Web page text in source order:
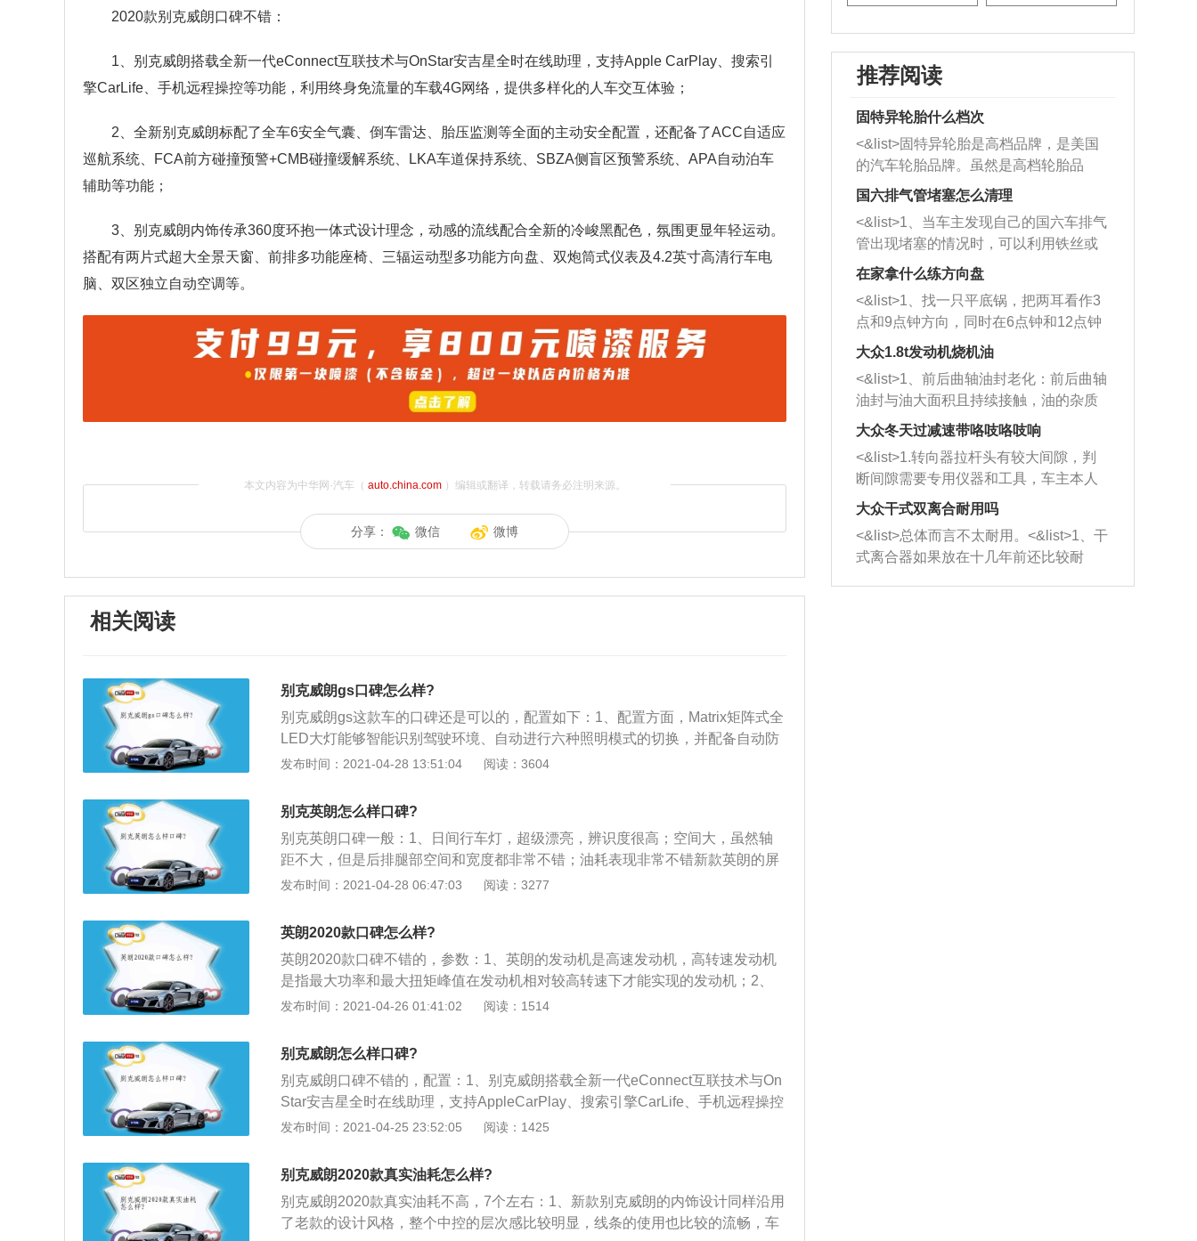
2020款别克威朗口碑不错：
1、别克威朗搭载全新一代eConnect互联技术与OnStar安吉星全时在线助理，支持Apple CarPlay、搜索引
擎CarLife、手机远程操控等功能，利用终身免流量的车载4G网络，提供多样化的人车交互体验；
2、全新别克威朗标配了全车6安全气囊、倒车雷达、胎压监测等全面的主动安全配置，还配备了ACC自适应
巡航系统、FCA前方碰撞预警+CMB碰撞缓解系统、LKA车道保持系统、SBZA侧盲区预警系统、APA自动泊车
辅助等功能；
3、别克威朗内饰传承360度环抱一体式设计理念，动感的流线配合全新的冷峻黑配色，氛围更显年轻运动。
搭配有两片式超大全景天窗、前排多功能座椅、三辐运动型多功能方向盘、双炮筒式仪表及4.2英寸高清行车电
脑、双区独立自动空调等。
本文内容为中华网·汽车（ auto.china.com）编辑或翻译，转载请务必注明来源。
分享： 微信 微博
相关阅读
别克威朗gs口碑怎么样?
别克威朗gs这款车的口碑还是可以的，配置如下：1、配置方面，Matrix矩阵式全
LED大灯能够智能识别驾驶环境、自动进行六种照明模式的切换，并配备自动防
眩目功能。苹果CarPlay车载系统与iPhone手机对接，可在中控8吋触摸屏上操作
安全系统，包括ACC自适应巡航、LKA车道保持、FCA前方碰撞预警、CMB碰撞
缓解、APA自动泊车等多项功能；3、威朗轿跑\/威朗GS全新的设计风格让人眼前
一亮，强烈的红黑撞色元素，比如四轮炫红色刹车卡钳与17吋熏黑双五幅铝合金
运动轮毂，全黑运动内饰中出挑的炫红、碳纤维纹理饰条等，突出了运动感。
发布时间：2021-04-28 13:51:04 阅读：3604
别克英朗怎么样口碑?
别克英朗口碑一般：1、日间行车灯，超级漂亮，辨识度很高；空间大，虽然轴
距不大，但是后排腿部空间和宽度都非常不错；油耗表现非常不错新款英朗的屏
幕和操控按钮的布局；2、无论是行车电脑屏还是中控大屏看上去都特别舒服，
个价钱这种配置，性价比很高，非常满意；3、缺点：1.4T的车型只有一个排气
孔，如果是两个就完美了。减速到发动机转速为1200转的时候再加速，会有顿挫
感，不过可以接受。原厂用的固特异轮胎耐磨，但是胎噪稍微大了一点；4、外
观：家族瀑布式进气格栅加上日间行车灯逼格相当高。但不是那种夸张的个性，
非常喜欢。车位有些平庸。腰线上扬增加了些许的运动气息；5、内饰：中控的
的条看起来不错，门板上还有真皮。
发布时间：2021-04-28 06:47:03 阅读：3277
英朗2020款口碑怎么样?
英朗2020款口碑不错的，参数：1、英朗的发动机是高速发动机，高转速发动机
是指最大功率和最大扭矩峰值在发动机相对较高转速下才能实现的发动机；2、
一般说，最大输出功率在发动机5000转以上，最大扭矩在发动机3500转以上；
或1.6T涡轮增压发动机，都实现了上海通用汽车“更好性能，更低能耗，更少排
放”的产品战略目标。
发布时间：2021-04-26 01:41:02 阅读：1514
别克威朗怎么样口碑?
别克威朗口碑不错的，配置：1、别克威朗搭载全新一代eConnect互联技术与On
Star安吉星全时在线助理，支持AppleCarPlay、搜索引擎CarLife、手机远程操控
等功能，利用终身免流量的车载4G网络，提供多样化的人车交互体验；2、全新
还配备了ACC自适应巡航系统、FCA前方碰撞预警+CMB碰撞缓解系统、LKA车
道保持系统、SBZA侧盲区预警系统、APA自动泊车辅助等功能；3、别克威朗内
饰传承360度环抱一体式设计理念，动感的流线配合全新的冷峻黑配色，氛围更
显年轻运动。搭配有两片式超大全景天窗、前排多功能座椅、三辐运动型多功能
发布时间：2021-04-25 23:52:05 阅读：1425
别克威朗2020款真实油耗怎么样?
别克威朗2020款真实油耗不高，7个左右：1、新款别克威朗的内饰设计同样沿用
了老款的设计风格，整个中控的层次感比较明显，线条的使用也比较的流畅，车
推荐阅读
固特异轮胎什么档次
<&list>固特异轮胎是高档品牌，是美国
的汽车轮胎品牌。虽然是高档轮胎品
牌，但是中高低端的轮胎都有生产，这
也是为了更好的开拓市场。
国六排气管堵塞怎么清理
<&list>1、当车主发现自己的国六车排气
管出现堵塞的情况时，可以利用铁丝或
者是细棍，直接将杂物给取出来，如果
堵塞情况比较严重，也可以采取应急措
施。 <&list>2、直接利用木棍将所有的
杂物推到排气管里面的位置处，然后将
三元催化器拆解开，就可以将堵塞的东
西取出来。但如果是因为积碳过多引起
的堵塞，就需要将三元催化器泡在草酸
洗剂对堵塞的情况得到解决，将清洗剂
放在燃油箱中，与燃油混合后，车辆启
动时，就可以和汽油一起进入到燃烧
室，最后形成废气排出，就可以让三元
催化器得到清洗，排气管堵塞的情况就
能够得到解决。
在家拿什么练方向盘
<&list>1、找一只平底锅，把两耳看作3
点和9点钟方向，同时在6点钟和12点钟
方向做一个标记。 <&list>2、双手握住
一圈半的练习，往右同样也要打相同的
圈数。 <&list>3、最后强调要反复练
习，这样就可以形成肌肉记忆，在真实
驾驶车辆时，不需要记忆也能打好方
向。
大众1.8t发动机烧机油
<&list>1、前后曲轴油封老化：前后曲轴
油封与油大面积且持续接触，油的杂质
和发动机内持续温度变化使其密封效果
逐渐减弱，导致渗油或漏油。<&list>2、
活塞间隙过大：积碳会使活塞环与缸体
的间隙扩大，导致机油流入燃烧室中，
造成烧机油。<&list>3、机油粘度。使用
机油粘度过小的话，同样会有烧机油现
象，机油粘度过小具有很好的流动性，
大众冬天过减速带咯吱咯吱响
<&list>1.转向器拉杆头有较大间隙，判
断间隙需要专用仪器和工具，车主本人
无法制作，需要将车辆送到修理厂或4s
店；<&list>2.车辆半轴套管防尘罩破
裂，破裂后会出现漏油现象，使半轴磨
损严重，磨损的半轴容易损坏，产生异
响；<&list>3.稳定器的转向胶套和球头
大众干式双离合耐用吗
<&list>总体而言不太耐用。<&list>1、干
式离合器如果放在十几年前还比较耐